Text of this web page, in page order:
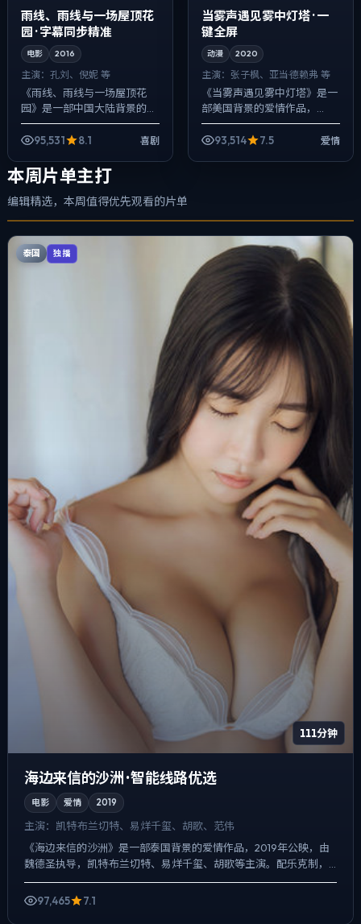
雨线、雨线与一场屋顶花
园 · 字幕同步精准
电影 2016
主演： 孔刘、倪妮 等
《雨线、雨线与一场屋顶花
园》是一部中国大陆背景的喜
剧作品，2016年公映，由李安
执导，孔刘、倪妮、胡歌等主
陈日常，后半...
95,531 8.1 喜剧
当雾声遇见雾中灯塔 · 一
键全屏
动漫 2020
主演： 张子枫、亚当·德赖弗 等
《当雾声遇见雾中灯塔》是一
部美国背景的爱情作品，
2020年公映，由宫崎骏执
导，张子枫、亚当·德赖弗、姜
93,514 7.5 爱情
本周片单主打
编辑精选，本周值得优先观看的片单
泰国 独播
111分钟
海边来信的沙洲 · 智能线路优选
电影 爱情 2019
主演： 凯特·布兰切特、易烊千玺、胡歌、范伟
《海边来信的沙洲》是一部泰国背景的爱情作品，2019年公映，由
魏德圣执导，凯特·布兰切特、易烊千玺、胡歌等主演。配乐克制，
关键场面反而以环境声托情绪，一场意外成为切口，牵出家庭...
97,465
7.1